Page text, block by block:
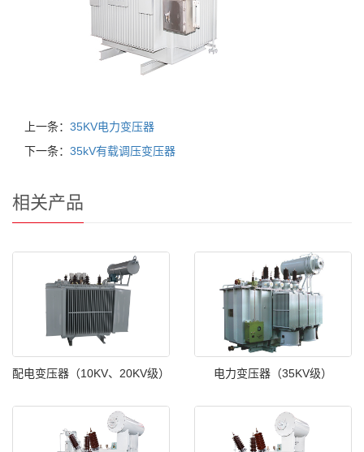
上一条： 35KV电力变压器
下一条： 35kV有载调压变压器
相关产品
配电变压器（10KV、20KV级） 电力变压器（35KV级）